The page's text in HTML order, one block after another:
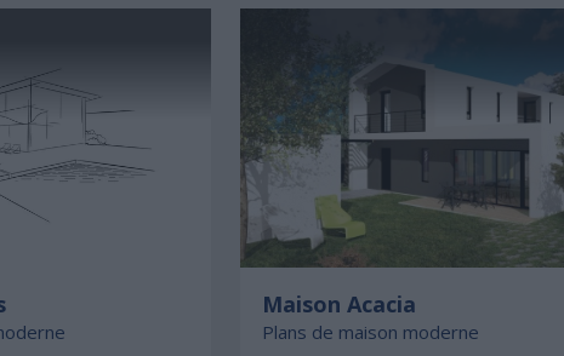
Maison Acacia
Plans de maison moderne